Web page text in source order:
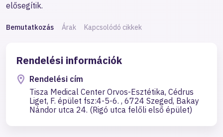
elősegítik.
Bemutatkozás Árak Kapcsolódó cikkek
Rendelési információk
Rendelési cím
Tisza Medical Center Orvos-Esztétika, Cédrus
Liget, F. épület fsz:4-5-6. , 6724 Szeged, Bakay
Nándor utca 24. (Rigó utca felőli első épület)